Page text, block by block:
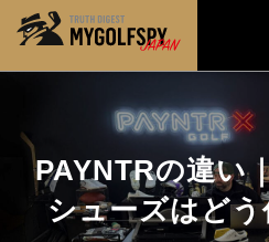
PAYNTRの違い
シューズはど
MOST WANTED テストランキン
NEW RELEASES 新製品情報
HOW TO ゴルフ上達・実践テク
※メーカー名やクラブ名など、検索した
力してください。